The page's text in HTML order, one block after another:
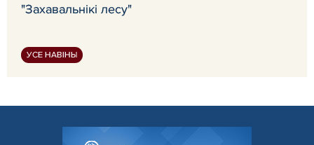
"Захавальнікі лесу"
УСЕ НАВІНЫ